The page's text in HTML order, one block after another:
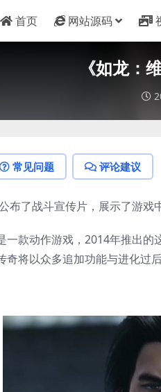
首页 网站源码
《如龙：
常见问题 评论建议
布了战斗宣传片，展示了游戏
一款动作游戏，2014年推出
将以众多追加功能与进化过后